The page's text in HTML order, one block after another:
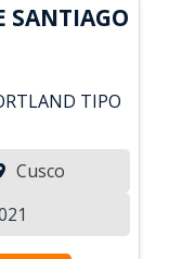
SANTIAGO
TIPO
Cusco